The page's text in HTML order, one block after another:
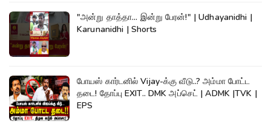
"அன்று தாத்தா... இன்று பேரன்!" | Udhayanidhi |
Karunanidhi | Shorts
போயஸ் கார்டனில் Vijay-க்கு வீடு..? அம்மா போட்ட
தடை! தோப்பு EXIT.. DMK அப்செட் | ADMK |TVK |
EPS